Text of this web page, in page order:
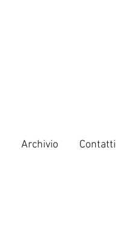
Archivio Contatti